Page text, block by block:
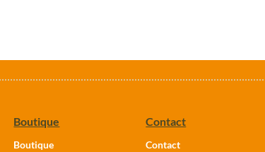
Boutique
Boutique
Contact
Contact